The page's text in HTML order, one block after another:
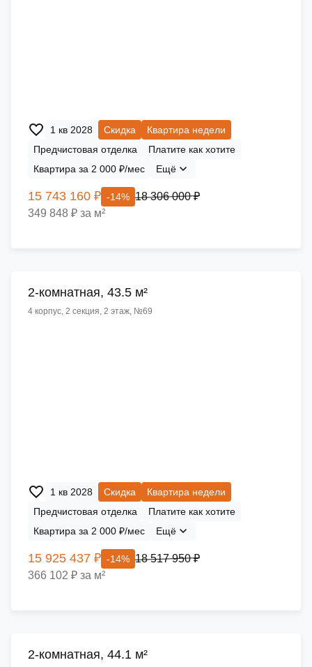
1 кв 2028 Скидка
Квартира недели
Предчистовая отделка
Платите как хотите
Квартира за 2 000 ₽/мес
Ещё
15 743 160 ₽ -14% 18 306 000 ₽
349 848 ₽ за м²
2-комнатная, 43.5 м²
4 корпус, 2 секция, 2 этаж, №69
1 кв 2028 Скидка
Квартира недели
Предчистовая отделка
Платите как хотите
Квартира за 2 000 ₽/мес
Ещё
15 925 437 ₽ -14% 18 517 950 ₽
366 102 ₽ за м²
2-комнатная, 44.1 м²